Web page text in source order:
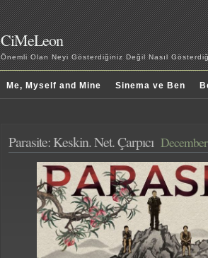
CiMeLeon
Önemli Olan Neyi Gösterdiğiniz Değil Nasıl
Me, Myself and Mine Sinema ve Ben
Parasite: Keskin. Net. Çarpıcı